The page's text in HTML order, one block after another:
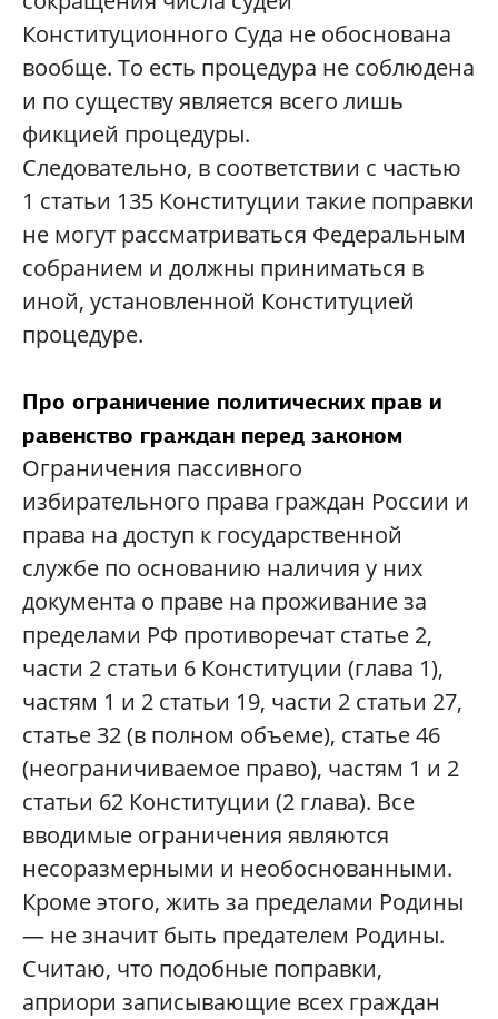
Конституционного Суда не обоснована
вообще. То есть процедура не соблюдена
и по существу является всего лишь
фикцией процедуры.
Следовательно, в соответствии с частью
1 статьи 135 Конституции такие поправки
не могут рассматриваться Федеральным
собранием и должны приниматься в
иной, установленной Конституцией
процедуре.
Про ограничение политических прав и
равенство граждан перед законом
Ограничения пассивного
избирательного права граждан России и
права на доступ к государственной
службе по основанию наличия у них
документа о праве на проживание за
пределами РФ противоречат статье 2,
части 2 статьи 6 Конституции (глава 1),
частям 1 и 2 статьи 19, части 2 статьи 27,
статье 32 (в полном объеме), статье 46
(неограничиваемое право), частям 1 и 2
статьи 62 Конституции (2 глава). Все
вводимые ограничения являются
несоразмерными и необоснованными.
Кроме этого, жить за пределами Родины
— не значит быть предателем Родины.
Считаю, что подобные поправки,
априори записывающие всех граждан